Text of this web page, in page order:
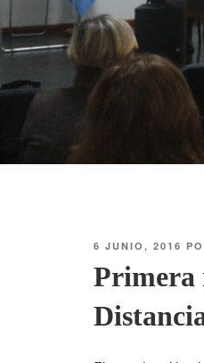
6 JUNIO, 2016
Primera